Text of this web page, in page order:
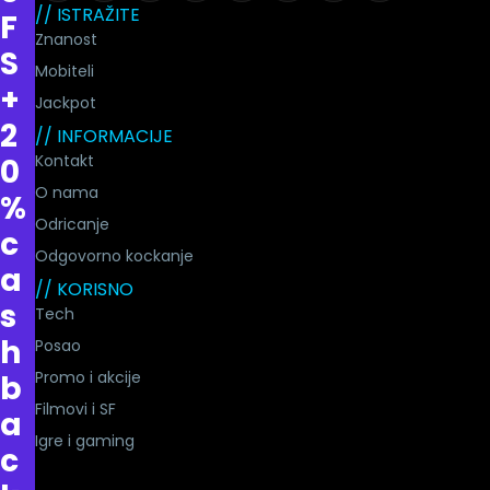
F
S
+
2
0
%
c
a
s
h
b
a
c
// ISTRAŽITE
Znanost
Mobiteli
Jackpot
// INFORMACIJE
Kontakt
O nama
Odricanje
Odgovorno kockanje
// KORISNO
Tech
Posao
Promo i akcije
Filmovi i SF
Igre i gaming